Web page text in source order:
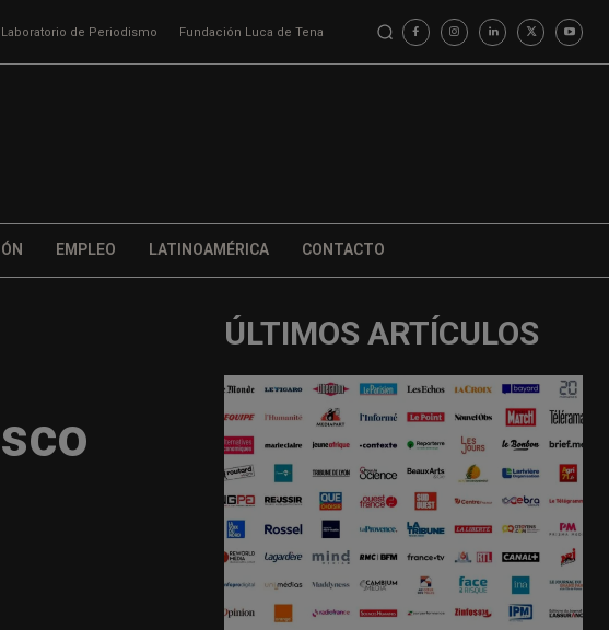
de Periodismo Fundación Luca de Tena
EMPLEO LATINOAMÉRICA CONTACTO
ÚLTIMOS ARTÍCULOS